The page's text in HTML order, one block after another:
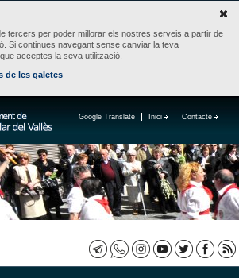
tercers per poder millorar els nostres serveis a partir de
Si continues navegant sense canviar la teva
acceptes la seva utilització.
de les galetes
Contacte
Inici
Google Translate